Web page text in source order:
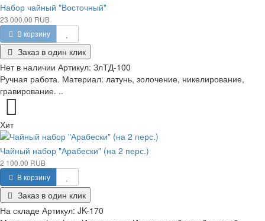
Набор чайный "Восточный"
23 000.00 RUB
В корзину
Заказ в один клик
Нет в наличии Артикул: ЗлТД-100
Ручная работа. Материал: латунь, золочение, никелирование,
гравирование. ..
Хит
Чайный набор "Арабески" (на 2 перс.)
2 100.00 RUB
В корзину
Заказ в один клик
На складе Артикул: JK-170